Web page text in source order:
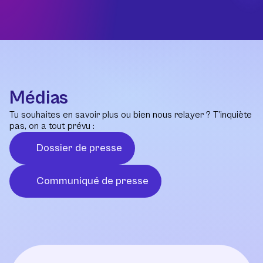
Médias
Tu souhaites en savoir plus ou bien nous relayer ? T’inquiète
pas, on a tout prévu :
Dossier de presse
Communiqué de presse